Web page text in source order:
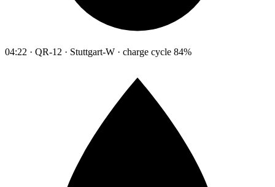
04:22 · QR-12 · Stuttgart-W · charge cycle 84%